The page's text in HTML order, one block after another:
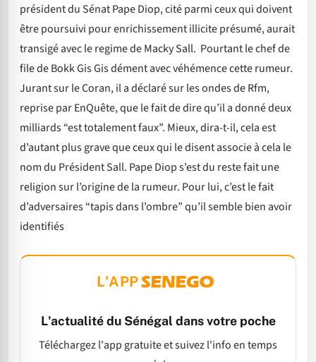
président du Sénat Pape Diop, cité parmi ceux qui doivent
être poursuivi pour enrichissement illicite présumé, aurait
transigé avec le regime de Macky Sall. Pourtant le chef de
file de Bokk Gis Gis dément avec véhémence cette rumeur.
Jurant sur le Coran, il a déclaré sur les ondes de Rfm,
reprise par EnQuête, que le fait de dire qu’il a donné deux
milliards “est totalement faux”. Mieux, dira-t-il, cela est
d’autant plus grave que ceux qui le disent associe à cela le
nom du Président Sall. Pape Diop s’est du reste fait une
religion sur l’origine de la rumeur. Pour lui, c’est le fait
d’adversaires “tapis dans l’ombre” qu’il semble bien avoir
identifiés
L'APP
L'actualité du Sénégal dans votre poche
Téléchargez l'app gratuite et suivez l'info en temps